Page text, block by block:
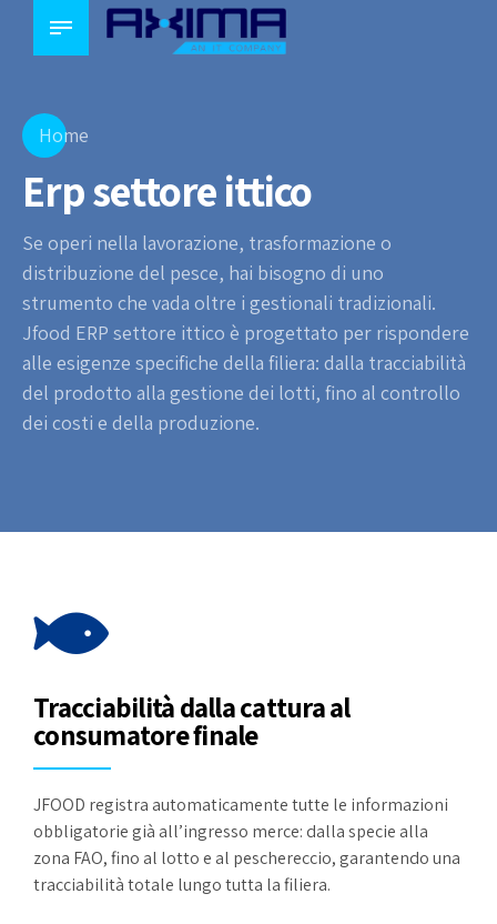
Home
Erp settore ittico
Se operi nella lavorazione, trasformazione o
distribuzione del pesce, hai bisogno di uno
strumento che vada oltre i gestionali tradizionali.
Jfood ERP settore ittico è progettato per rispondere
alle esigenze specifiche della filiera: dalla tracciabilità
del prodotto alla gestione dei lotti, fino al controllo
dei costi e della produzione.
Tracciabilità dalla cattura al
consumatore finale
JFOOD registra automaticamente tutte le informazioni
obbligatorie già all’ingresso merce: dalla specie alla
zona FAO, fino al lotto e al peschereccio, garantendo una
tracciabilità totale lungo tutta la filiera.